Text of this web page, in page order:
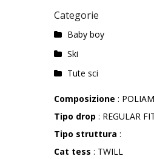
Categorie
Baby boy
Ski
Tute sci
Composizione :
Tipo drop : REGULAR
Tipo struttura :
Cat tess : TWILL